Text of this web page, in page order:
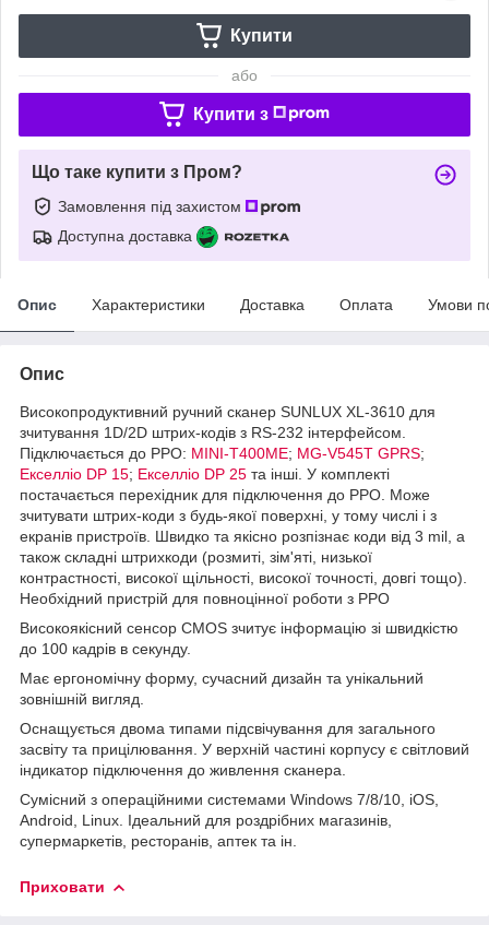
Купити
або
Купити з
Що таке купити з Пром?
Замовлення під захистом
Доступна доставка
Опис Характеристики Доставка Оплата Умови
Опис
Високопродуктивний ручний сканер SUNLUX XL-3610 для
зчитування 1D/2D штрих-кодів з RS-232 інтерфейсом.
Підключається до РРО: MINI-T400ME; MG-V545T GPRS;
Екселліо DP 15; Екселліо DP 25 та інші. У комплекті
постачається перехідник для підключення до РРО. Може
зчитувати штрих-коди з будь-якої поверхні, у тому числі і з
екранів пристроїв. Швидко та якісно розпізнає коди від 3 mil, а
також складні штрихкоди (розмиті, зім'яті, низької
контрастності, високої щільності, високої точності, довгі тощо).
Необхідний пристрій для повноцінної роботи з РРО
Високоякісний сенсор CMOS зчитує інформацію зі швидкістю
до 100 кадрів в секунду.
Має ергономічну форму, сучасний дизайн та унікальний
зовнішній вигляд.
Оснащується двома типами підсвічування для загального
засвіту та прицілювання. У верхній частині корпусу є світловий
індикатор підключення до живлення сканера.
Сумісний з операційними системами Windows 7/8/10, iOS,
Android, Linux. Ідеальний для роздрібних магазинів,
супермаркетів, ресторанів, аптек та ін.
Приховати